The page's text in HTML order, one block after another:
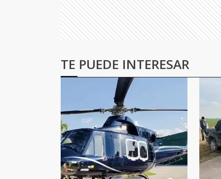
TE PUEDE INTERESAR